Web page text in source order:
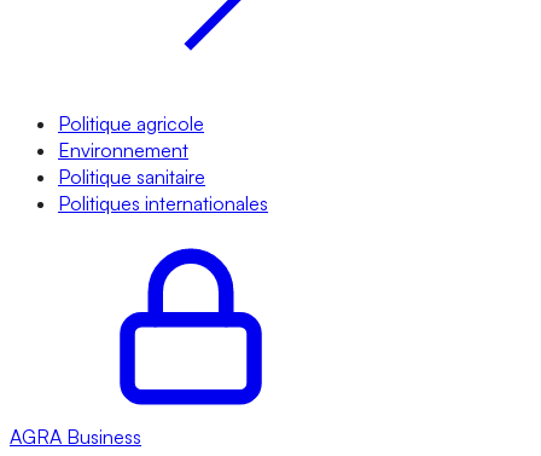
Politique agricole
Environnement
Politique sanitaire
Politiques internationales
AGRA Business